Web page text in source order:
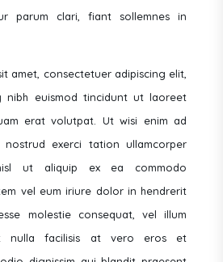
parum clari, fiant sollemnes in
amet, consectetuer adipiscing elit,
nibh euismod tincidunt ut laoreet
erat volutpat. Ut wisi enim ad
nostrud exerci tation ullamcorper
ut aliquip ex ea commodo
vel eum iriure dolor in hendrerit
molestie consequat, vel illum
nulla facilisis at vero eros et